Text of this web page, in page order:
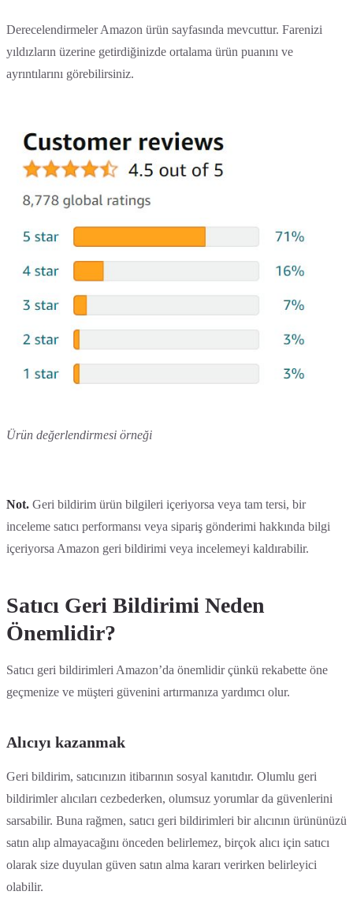
Derecelendirmeler Amazon ürün sayfasında mevcuttur. Farenizi
yıldızların üzerine getirdiğinizde ortalama ürün puanını ve
ayrıntılarını görebilirsiniz.
Ürün değerlendirmesi örneği
Not. Geri bildirim ürün bilgileri içeriyorsa veya tam tersi, bir
inceleme satıcı performansı veya sipariş gönderimi hakkında bilgi
içeriyorsa Amazon geri bildirimi veya incelemeyi kaldırabilir.
Satıcı Geri Bildirimi Neden
Önemlidir?
Satıcı geri bildirimleri Amazon’da önemlidir çünkü rekabette öne
geçmenize ve müşteri güvenini artırmanıza yardımcı olur.
Alıcıyı kazanmak
Geri bildirim, satıcınızın itibarının sosyal kanıtıdır. Olumlu geri
bildirimler alıcıları cezbederken, olumsuz yorumlar da güvenlerini
sarsabilir. Buna rağmen, satıcı geri bildirimleri bir alıcının ürününüzü
satın alıp almayacağını önceden belirlemez, birçok alıcı için satıcı
olarak size duyulan güven satın alma kararı verirken belirleyici
olabilir.